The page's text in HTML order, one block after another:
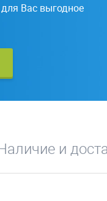
Вас выгодное
и